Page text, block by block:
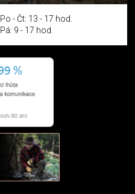
Po - Čt: 13 - 17 hod.
Pá: 9 - 17 hod.